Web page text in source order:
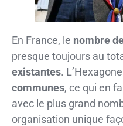
En France, le nombre
presque toujours au
existantes.
communes, ce qui en
avec le plus grand
organisation unique